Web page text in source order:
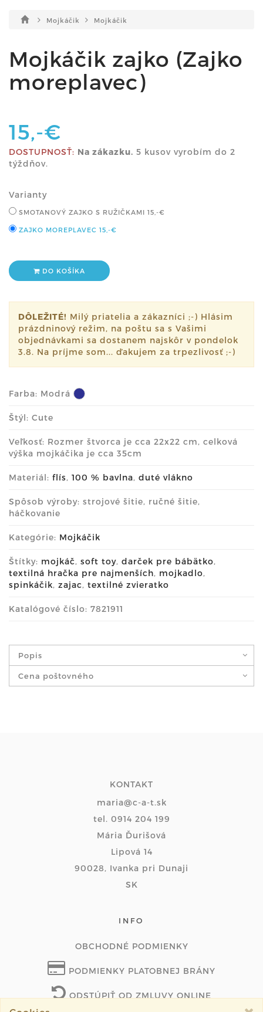
Mojkáčik Mojkáčik
Mojkáčik zajko (Zajko
moreplavec)
15,-€
DOSTUPNOSŤ: Na zákazku. 5 kusov vyrobím do 2
týždňov.
Varianty
SMOTANOVÝ ZAJKO S RUŽIČKAMI 15,-€
ZAJKO MOREPLAVEC 15,-€
DO KOŠÍKA
DÔLEŽITÉ! Milý priatelia a zákazníci ;-) Hlásim
prázdninový režim, na poštu sa s Vašimi
objednávkami sa dostanem najskôr v pondelok
3.8. Na príjme som... ďakujem za trpezlivosť ;-)
Farba: Modrá
Štýl: Cute
Veľkosť: Rozmer štvorca je cca 22x22 cm, celková
výška mojkáčika je cca 35cm
Materiál: flís, 100 % bavlna, duté vlákno
Spôsob výroby: strojové šitie, ručné šitie,
háčkovanie
Kategórie: Mojkáčik
Štítky: mojkáč, soft toy, darček pre bábätko,
textilná hračka pre najmenších, mojkadlo,
spinkáčik, zajac, textilné zvieratko
Katalógové číslo: 7821911
Popis
Cena poštovného
KONTAKT
maria@c-a-t.sk
tel. 0914 204 199
Mária Ďurišová
Lipová 14
90028, Ivanka pri Dunaji
SK
INFO
OBCHODNÉ PODMIENKY
PODMIENKY PLATOBNEJ BRÁNY
ODSTÚPIŤ OD ZMLUVY ONLINE